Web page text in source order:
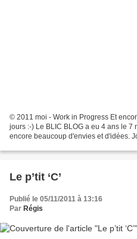
© 2011 moi - Work in Progress Et
jours :-) Le BLIC BLOG a eu 4 ans le
encore beaucoup d'envies et d'idées.
Le p’tit ‘C’
Publié le 05/11/2011 à 13:16
Par Régis